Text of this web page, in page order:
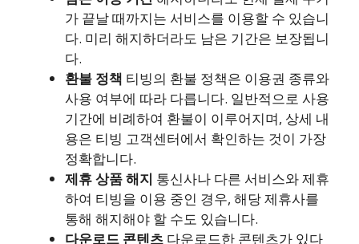
가 끝날 때까지는 서비스를 이용할 수 있습니
다. 미리 해지하더라도 남은 기간은 보장됩니
다.
환불 정책 티빙의 환불 정책은 이용권 종류와
사용 여부에 따라 다릅니다. 일반적으로 사용
기간에 비례하여 환불이 이루어지며, 상세 내
용은 티빙 고객센터에서 확인하는 것이 가장
정확합니다.
제휴 상품 해지 통신사나 다른 서비스와 제휴
하여 티빙을 이용 중인 경우, 해당 제휴사를
통해 해지해야 할 수도 있습니다.
다운로드 콘텐츠 다운로드한 콘텐츠가 있다